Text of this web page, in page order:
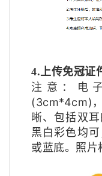
4.上传免冠证
注意：电
(3cm*4cm)
晰、包括双耳
黑白彩色均
或蓝底。照片